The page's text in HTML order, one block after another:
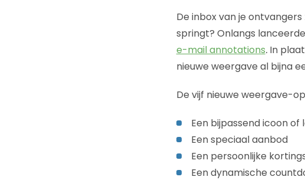
De inbox van je
springt? Onlangs
e-mail annotations.In
nieuwe weergave al bijna
De vijf nieuwe weergave-
Een bijpassend icoon of
Een speciaal aanbod
Een persoonlijke
Een dynamische